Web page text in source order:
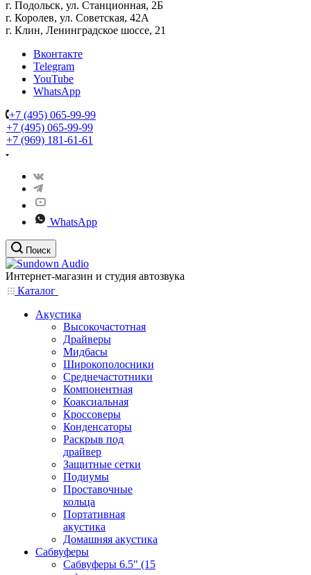
г. Подольск, ул. Станционная, 2Б
г. Королев, ул. Советская, 42А
г. Клин, Ленинградское шоссе, 21
Вконтакте
Telegram
YouTube
WhatsApp
+7 (495) 065-99-99
+7 (495) 065-99-99
+7 (969) 181-61-61
WhatsApp
Поиск
Интернет-магазин и студия автозвука
Каталог
Акустика
Высокочастотная
Драйверы
Мидбасы
Широкополосники
Среднечастотники
Компонентная
Коаксиальная
Кроссоверы
Конденсаторы
Раскрыв под
драйвер
Защитные сетки
Подиумы
Проставочные
кольца
Портативная
акустика
Домашняя акустика
Сабвуферы
Сабвуферы 6.5" (15